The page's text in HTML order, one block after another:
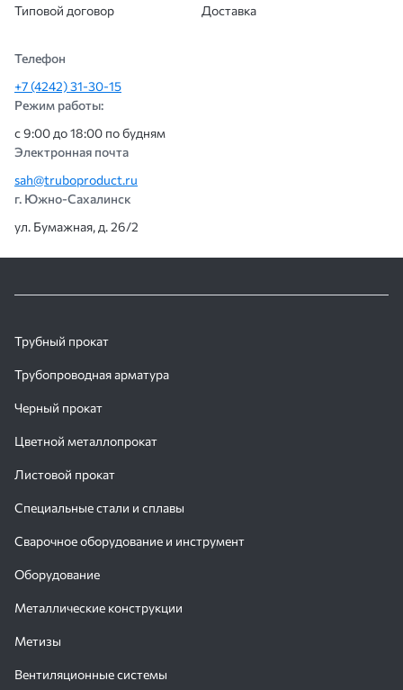
Типовой договор
Доставка
Телефон
+7 (4242) 31-30-15
Режим работы:
с 9:00 до 18:00 по будням
Электронная почта
sah@truboproduct.ru
г. Южно-Сахалинск
ул. Бумажная, д. 26/2
Трубный прокат
Трубопроводная арматура
Черный прокат
Цветной металлопрокат
Листовой прокат
Специальные стали и сплавы
Сварочное оборудование и инструмент
Оборудование
Металлические конструкции
Метизы
Вентиляционные системы